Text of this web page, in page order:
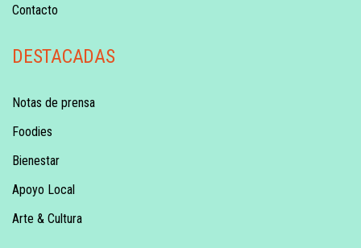
Contacto
DESTACADAS
Notas de prensa
Foodies
Bienestar
Apoyo Local
Arte & Cultura